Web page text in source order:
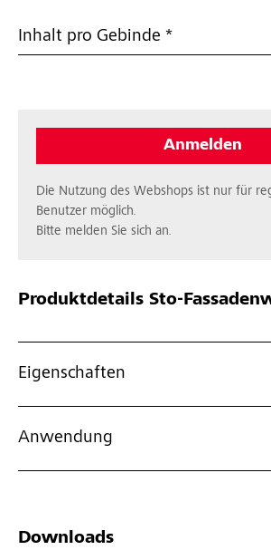
Inhalt pro Gebinde *
Anmelden
Die Nutzung des Webshops ist nur für
Benutzer möglich.
Bitte melden Sie sich an.
Produktdetails Sto-
Eigenschaften
Anwendung
Downloads